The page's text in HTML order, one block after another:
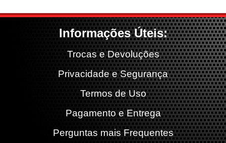
Informações Úteis:
Trocas e Devoluções
Privacidade e Segurança
Termos de Uso
Pagamento e Entrega
Perguntas mais Frequentes